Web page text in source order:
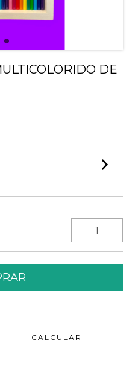
DE
CALCULAR